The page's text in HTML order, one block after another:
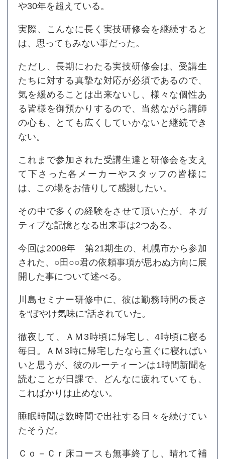
や30年を超えている。
実際、こんなに長く実技研修会を継続すると
は、思ってもみない事だった。
ただし、長期にわたる実技研修会は、受講生
たちに対する真摯な対応が必須であるので、
気を緩めることは出来ないし、様々な個性あ
る皆様を御預かりするので、当然ながら講師
の心も、とても広くしていかないと継続でき
ない。
これまで参加された受講生達と研修会を支え
て下さった各メーカーやスタッフの皆様に
は、この場をお借りして感謝したい。
その中で多くの経験をさせて頂いたが、ネガ
ティブな記憶となる出来事は2つある。
今回は2008年 第21期生の、札幌市から参加
された、○田○○君の依頼事項が思わぬ方向に展
開した事について述べる。
川島セミナー研修中に、彼は勤務時間の長さ
を“ぼやけ気味に”話されていた。
徹夜して、ＡＭ3時頃に帰宅し、4時頃に寝る
毎日。ＡＭ3時に帰宅したなら直ぐに寝ればい
いと思うが、彼のルーティーンは1時間新聞を
読むことが日課で、どんなに疲れていても、
こればかりは止めない。
睡眠時間は数時間で出社する日々を続けてい
たそうだ。
Ｃｏ－Ｃｒ床コースも無事終了し、晴れて補